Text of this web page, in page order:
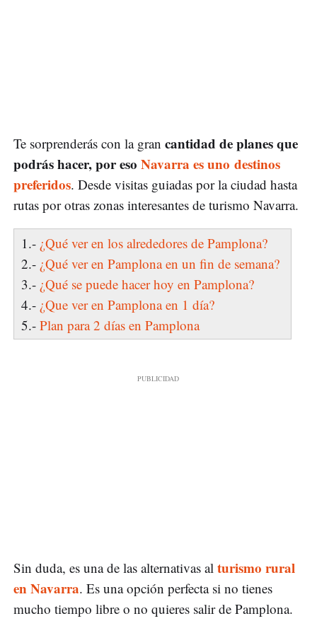
Te sorprenderás con la gran cantidad de planes que
podrás hacer, por eso Navarra es uno destinos
preferidos. Desde visitas guiadas por la ciudad hasta
rutas por otras zonas interesantes de turismo Navarra.
1.- ¿Qué ver en los alrededores de Pamplona?
2.- ¿Qué ver en Pamplona en un fin de semana?
3.- ¿Qué se puede hacer hoy en Pamplona?
4.- ¿Que ver en Pamplona en 1 día?
5.- Plan para 2 días en Pamplona
Sin duda, es una de las alternativas al turismo rural
en Navarra. Es una opción perfecta si no tienes
mucho tiempo libre o no quieres salir de Pamplona.